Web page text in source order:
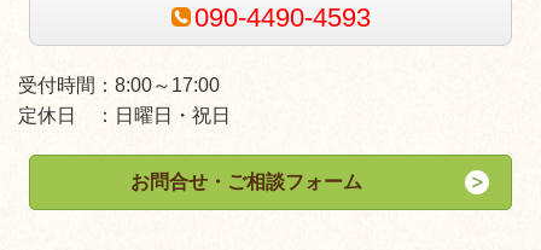
090-4490-4593
受付時間：8:00～17:00
定休日 ：日曜日・祝日
お問合せ・ご相談フォーム